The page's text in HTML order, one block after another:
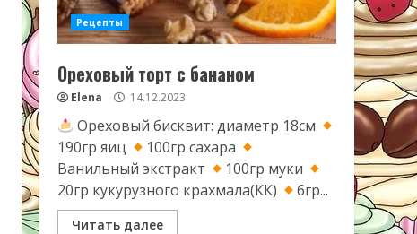
Рецепты
Ореховый торт с бананом
Elena 14.12.2023
Ореховый бисквит: диаметр 18см
190гр яиц
100гр сахара
Ванильный экстракт
100гр муки
20гр кукурузного крахмала(КК)
6гр...
Читать далее